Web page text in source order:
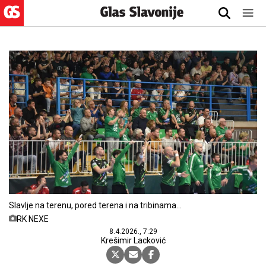
Slavlje na terenu, pored terena i na tribinama
našičke dvorane
RK NEXE
8.4.2026., 7:29
Krešimir Lacković